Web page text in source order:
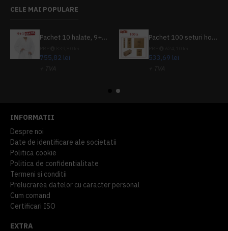
CELE MAI POPULARE
Pachet 10 halate, 9+1 gratuit
755,82 lei
+ TVA
Pachet 100 seturi hoteliere, set dentar, set barbierit, casca de dus, pila unghii, set cusut
533,69 lei
+ TVA
INFORMATII
Despre noi
Date de identificare ale societatii
Politica cookie
Politica de confidentialitate
Termeni si conditii
Prelucrarea datelor cu caracter personal
Cum comand
Certificari ISO
EXTRA